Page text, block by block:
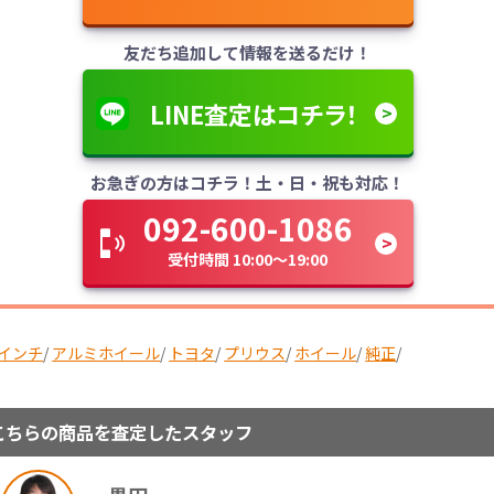
友だち追加して情報を送るだけ！
LINE査定はコチラ！
お急ぎの方はコチラ！土・日・祝も対応！
092-600-1086
受付時間 10:00～19:00
ンチ/ アルミホイール/ トヨタ/ プリウス/ ホイール/純正/
ちらの商品を査定したスタッフ